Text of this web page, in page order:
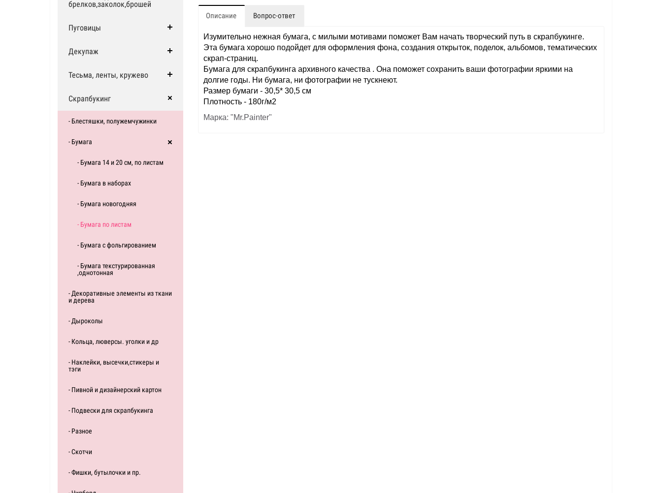
брелков,заколок,брошей
Пуговицы
Декупаж
Тесьма, ленты, кружево
Скрапбукинг
- Блестяшки, полужемчужинки
- Бумага
- Бумага 14 и 20 см, по листам
- Бумага в наборах
- Бумага новогодняя
- Бумага по листам
- Бумага с фольгированием
- Бумага текстурированная
,однотонная
- Декоративные элементы из ткани
и дерева
- Дыроколы
- Кольца, люверсы. уголки и др
- Наклейки, высечки,стикеры и
тэги
- Пивной и дизайнерский картон
- Подвески для скрапбукинга
- Разное
- Скотчи
- Фишки, бутылочки и пр.
Описание Вопрос-ответ
Изумительно нежная бумага, с милыми мотивами поможет Вам начать творческий путь в скрапбукинге.
Эта бумага хорошо подойдет для оформления фона, создания открыток, поделок, альбомов, тематических
скрап-страниц.
Бумага для скрапбукинга архивного качества . Она поможет сохранить ваши фотографии яркими на
долгие годы. Ни бумага, ни фотографии не тускнеют.
Размер бумаги - 30,5* 30,5 см
Плотность - 180г/м2
Марка: "Mr.Painter"